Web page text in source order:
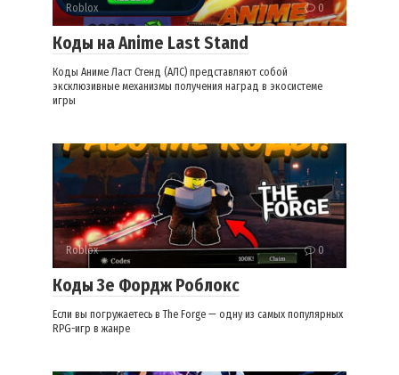
Roblox 0
Коды на Anime Last Stand
Коды Аниме Ласт Стенд (АЛС) представляют собой
эксклюзивные механизмы получения наград в экосистеме
игры
Roblox 0
Коды Зе Фордж Роблокс
Если вы погружаетесь в The Forge — одну из самых популярных
RPG-игр в жанре